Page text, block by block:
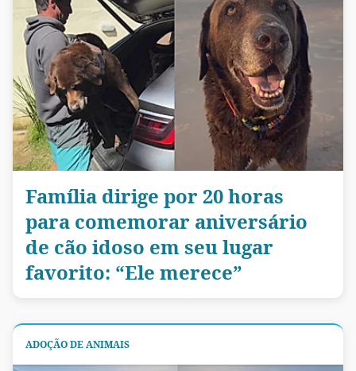
Família dirige por 20 horas
para comemorar aniversário
de cão idoso em seu lugar
favorito: “Ele merece”
ADOÇÃO DE ANIMAIS